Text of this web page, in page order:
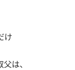
け
は、